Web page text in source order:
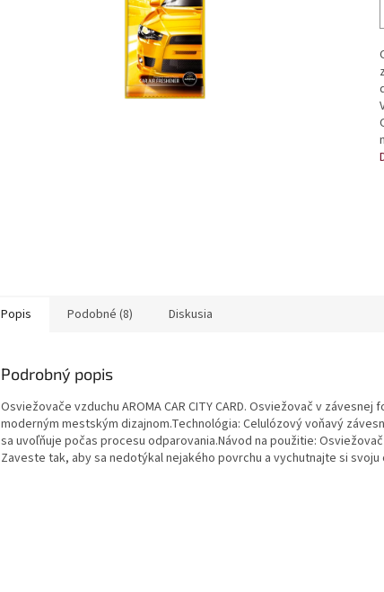
Popis Podobné (8) Diskusia
Podrobný popis
Osviežovače vzduchu AROMA CAR CITY CARD. Osviežovač v závesnej
moderným mestským dizajnom.Technológia: Celulózový voňavý
sa uvoľňuje počas procesu odparovania.Návod na použitie:
Zaveste tak, aby sa nedotýkal nejakého povrchu a vychutnajte si svoju